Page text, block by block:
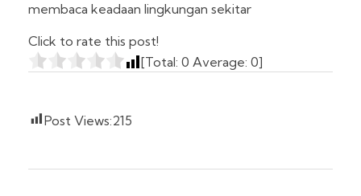
membaca keadaan lingkungan sekitar
Click to rate this post!
[Total: 0 Average: 0]
Post Views:215